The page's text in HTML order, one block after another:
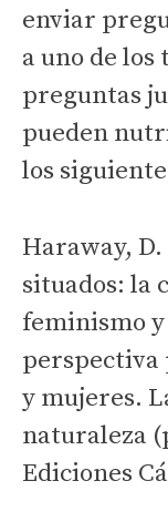
enviar
a uno de los
preguntas
pueden
los
Haraway,
situados: la
feminismo
perspectiva
y mujeres.
naturaleza
Ediciones